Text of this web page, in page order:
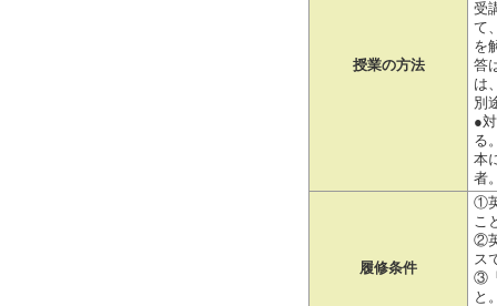
授業の方法
受
て
を
答
は
別
●
る
本
者
履修条件
①
こ
②
ス
③
と